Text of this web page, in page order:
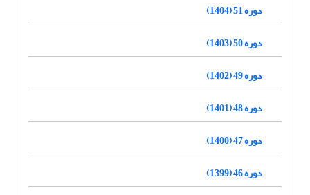
دوره 51 (1404)
دوره 50 (1403)
دوره 49 (1402)
دوره 48 (1401)
دوره 47 (1400)
دوره 46 (1399)